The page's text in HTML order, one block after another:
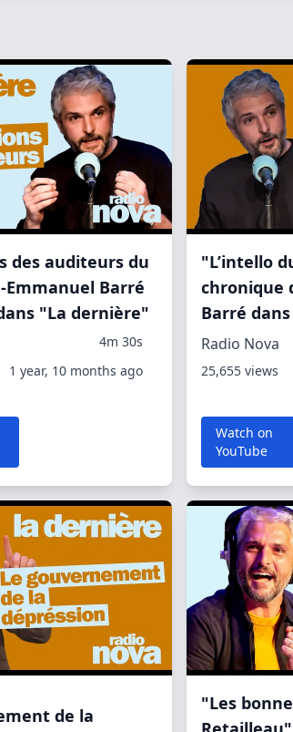
des auditeurs du
Emmanuel Barré
"La dernière"
4m 30s
1 year, 10 months ago
"L’intello
chronique
Barré
Radio Nova
25,655 views
Watch on
YouTube
de la
"Les